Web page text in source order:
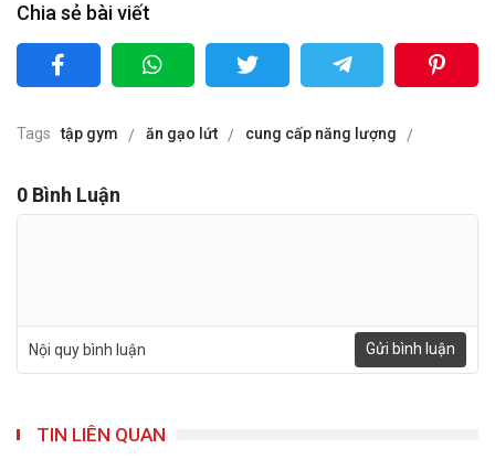
Chia sẻ bài viết
Tags tập gym ăn gạo lứt cung cấp năng lượng
0 Bình Luận
Nội quy bình luận Gửi bình luận
TIN LIÊN QUAN